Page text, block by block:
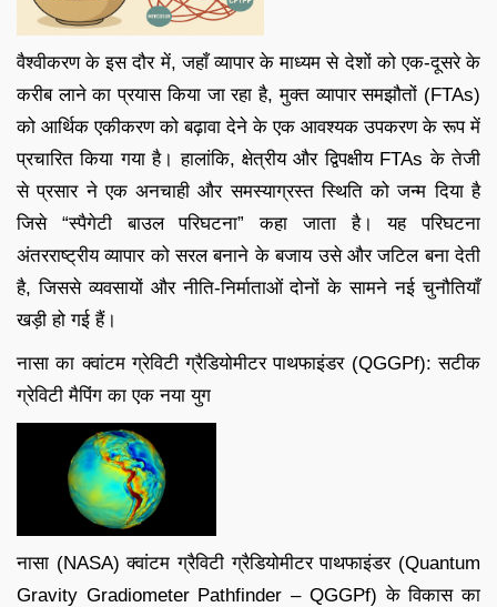
वैश्वीकरण के इस दौर में, जहाँ व्यापार के माध्यम से देशों को एक-दूसरे के
करीब लाने का प्रयास किया जा रहा है, मुक्त व्यापार समझौतों (FTAs)
को आर्थिक एकीकरण को बढ़ावा देने के एक आवश्यक उपकरण के रूप में
प्रचारित किया गया है। हालांकि, क्षेत्रीय और द्विपक्षीय FTAs के तेजी
से प्रसार ने एक अनचाही और समस्याग्रस्त स्थिति को जन्म दिया है
जिसे “स्पैगेटी बाउल परिघटना” कहा जाता है। यह परिघटना
अंतरराष्ट्रीय व्यापार को सरल बनाने के बजाय उसे और जटिल बना देती
है, जिससे व्यवसायों और नीति-निर्माताओं दोनों के सामने नई चुनौतियाँ
खड़ी हो गई हैं।
नासा का क्वांटम ग्रेविटी ग्रैडियोमीटर पाथफाइंडर (QGGPf): सटीक
ग्रेविटी मैपिंग का एक नया युग
नासा (NASA) क्वांटम ग्रैविटी ग्रैडियोमीटर पाथफाइंडर (Quantum
Gravity Gradiometer Pathfinder – QGGPf) के विकास का